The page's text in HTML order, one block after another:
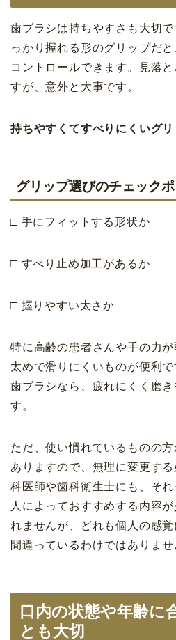
歯ブラシは持ちやすさも大切
っかり握れる形のグリップだ
コントロールできます。見落
すが、意外と大事です。
持ちやすくてすべりにくいグリ
グリップ選びのチェック
□ 手にフィットする形状か
□ すべり止め加工があるか
□ 握りやすい太さか
特に高齢の患者さんや手の力
太めで滑りにくいものが便利
歯ブラシなら、疲れにくく磨
す。
ただ、使い慣れているものの
ありますので、無理に変更す
科医師や歯科衛生士にも、それ
人によっておすすめする内容
れませんが、どれも個人の感覚
間違っているわけではありませ
口内の状態や年齢に
とも大切